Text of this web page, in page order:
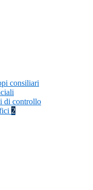
consiliari
di controllo
2